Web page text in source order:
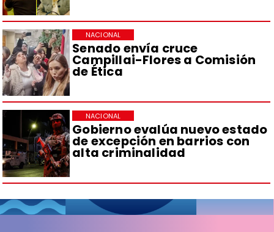
Senado envía cruce
Campillai-Flores a Comisión
de Ética
NACIONAL
Gobierno evalúa nuevo estado
de excepción en barrios con
alta criminalidad
NACIONAL